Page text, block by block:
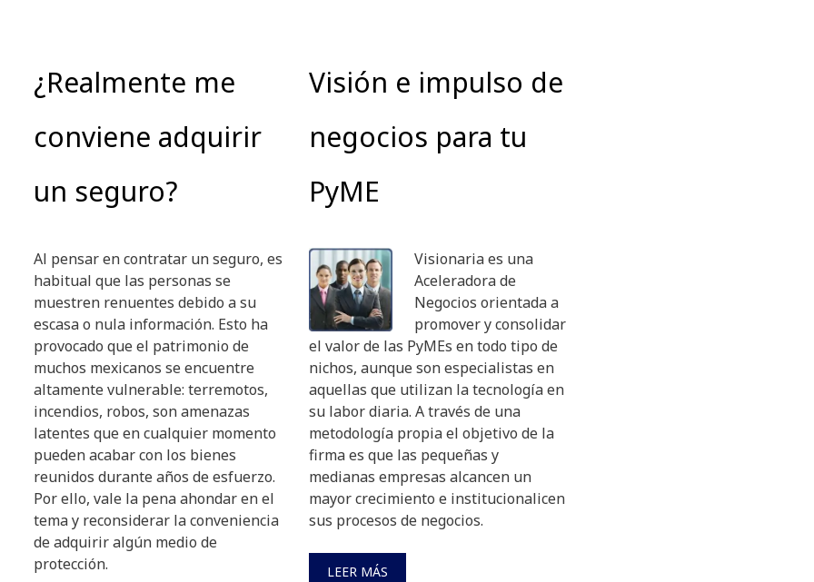
¿Realmente me
conviene adquirir
un seguro?
Al pensar en contratar un seguro, es
habitual que las personas se
muestren renuentes debido a su
escasa o nula información. Esto ha
provocado que el patrimonio de
muchos mexicanos se encuentre
altamente vulnerable: terremotos,
incendios, robos, son amenazas
latentes que en cualquier momento
pueden acabar con los bienes
reunidos durante años de esfuerzo.
Por ello, vale la pena ahondar en el
tema y reconsiderar la conveniencia
de adquirir algún medio de
protección.
Visión e impulso de
negocios para tu
PyME
Visionaria es una
Aceleradora de
Negocios orientada a
promover y consolidar
el valor de las PyMEs en todo tipo de
nichos, aunque son especialistas en
aquellas que utilizan la tecnología en
su labor diaria. A través de una
metodología propia el objetivo de la
firma es que las pequeñas y
medianas empresas alcancen un
mayor crecimiento e institucionalicen
sus procesos de negocios.
LEER MÁS